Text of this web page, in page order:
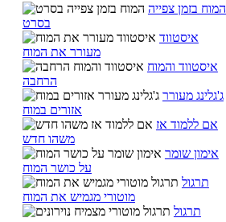
המוח בזמן צפייה
בסרט
איסטווד
מעורר את המוח
איסטווד והמוח
הרחבה
ג'גלינג מעורר
אזורים במוח
אם ללמוד אז
משהו חדש
אימון שומר
על כושר המוח
תרגול
מוטורי מגמיש את המוח
תרגול